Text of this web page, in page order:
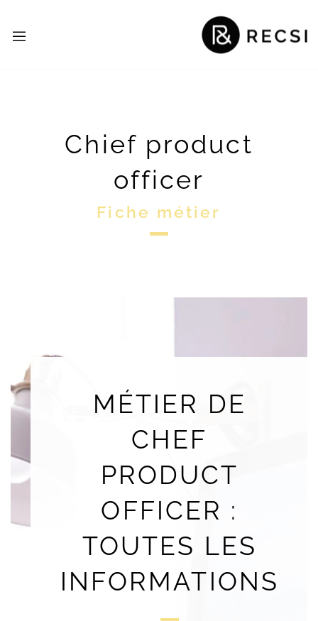
Chief product
officer
Fiche métier
MÉTIER DE
CHEF
PRODUCT
OFFICER :
TOUTES LES
INFORMATIONS